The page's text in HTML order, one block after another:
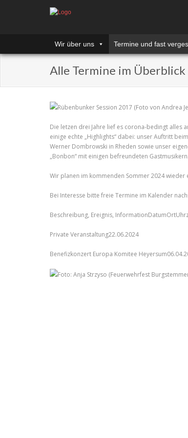
Wir über uns Termine und fast
Alle Termine im Überblick
Rübenbunker Session 2017 (Foto von Andrea
Die letzen drei Jahre lief es corona-bedingt alles
einige echte „Highlights“ dabei: unser Auftritt
Werner Dombrowski in Rheden sowie unser
„Bonbon“ mit einigen befreundeten Gastmusikern.
Wir planen im kommenden Sommer 2024
Bei Interesse bitte freie Termine im Kalender
Beschreibung, Ereignis,
Private Veranstaltung22.06.2024
Benefizkonzert Europa Komitee
Foto: Anja Strzyso (Feuerwehrfest